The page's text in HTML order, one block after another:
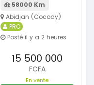
58000 Km
Abidjan (Cocody)
PRO
Posté il y a 2 heures
15 500 000
FCFA
En vente